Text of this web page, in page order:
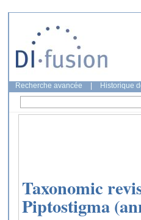
Recherche avancée Historique
Taxonomic
Piptostigma